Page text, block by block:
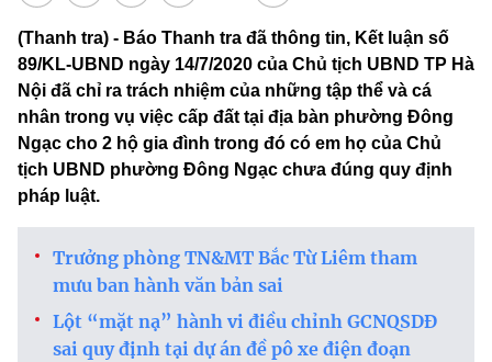
(Thanh tra) - Báo Thanh tra đã thông tin, Kết luận số
89/KL-UBND ngày 14/7/2020 của Chủ tịch UBND TP Hà
Nội đã chỉ ra trách nhiệm của những tập thể và cá
nhân trong vụ việc cấp đất tại địa bàn phường Đông
Ngạc cho 2 hộ gia đình trong đó có em họ của Chủ
tịch UBND phường Đông Ngạc chưa đúng quy định
pháp luật.
Trưởng phòng TN&MT Bắc Từ Liêm tham
mưu ban hành văn bản sai
Lột “mặt nạ” hành vi điều chỉnh GCNQSDĐ
sai quy định tại dự án đề pô xe điện đoạn